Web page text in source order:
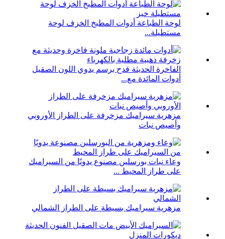
لوحة الطباعة أدوات المطبخ الخزف لوحة
مستطيلة...
الفاخرة الحديثة قدح برسم يدوي اللون الصقيل
أدوات المائدة مع...
مزهرية سيراميك مزخرفة على الطراز الأوروبي
وأصيص نبات
وعاء نبات بورسلين مصنوع يدويًا من السيراميك
على طراز المحيط ...
مزهرية سيراميك بسيطة على الطراز الشمالي